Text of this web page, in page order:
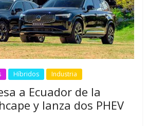
Híbridos Industria
a Ecuador de la
y lanza dos PHEV